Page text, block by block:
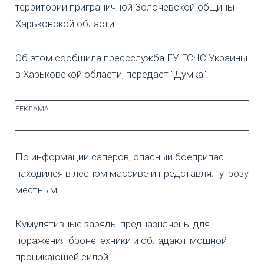
территории приграничной Золочевской общины
Харьковской области.
Об этом сообщила прессслужба ГУ ГСЧС Украины
в Харьковской области, передает "Думка".
По информации саперов, опасный боеприпас
находился в лесном массиве и представлял угрозу
местным.
Кумулятивные заряды предназначены для
поражения бронетехники и обладают мощной
проникающей силой.